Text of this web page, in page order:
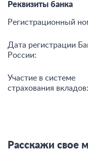
Реквизиты банка
Регистрационный
Дата регистрации
России:
Участие в системе
страхования вкладов:
Расскажи свое